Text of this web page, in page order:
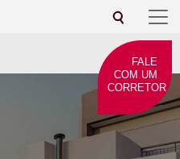
FALE
COM UM
CORRETOR